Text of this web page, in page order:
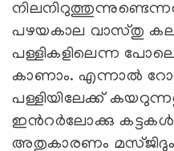
പഴയകാല വാസ്തു
പള്ളികളിലെന്ന
കാണാം. എന്നാല്‍
പള്ളിയിലേക്ക്
ഇന്‍റര്‍ലോക്കു കട്ടകള്‍
അതുകാരണം